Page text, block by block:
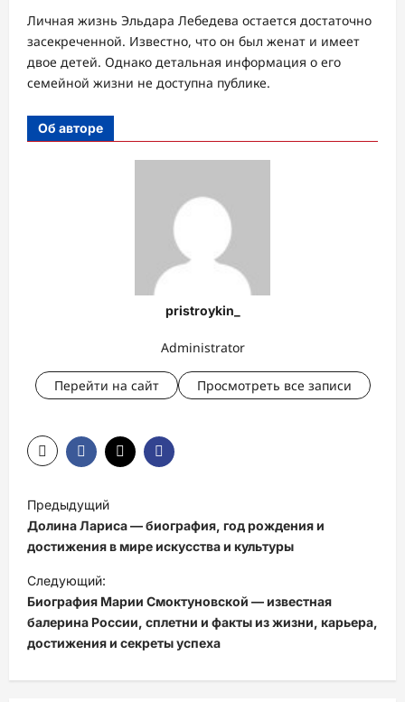
Личная жизнь Эльдара Лебедева остается достаточно
засекреченной. Известно, что он был женат и имеет
двое детей. Однако детальная информация о его
семейной жизни не доступна публике.
Об авторе
pristroykin_
Administrator
Перейти на сайт Просмотреть все записи
Н
а
в
и
г
а
Предыдущий
Долина Лариса — биография, год рождения и
достижения в мире искусства и культуры
Следующий:
Биография Марии Смоктуновской — известная
балерина России, сплетни и факты из жизни, карьера,
достижения и секреты успеха